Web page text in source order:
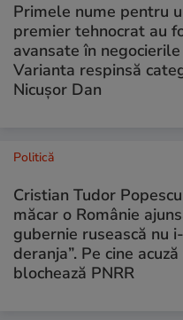
Primele nume pentru
premier tehnocrat au
avansate în
Varianta respinsă
Nicușor Dan
Politică
Cristian Tudor
măcar o Românie
gubernie rusească nu
deranja”. Pe cine acuză
blochează PNRR